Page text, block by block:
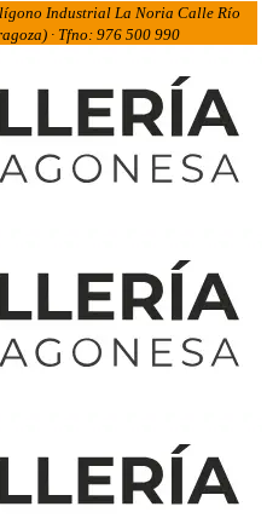
Industrial La Noria Calle Río
· Tfno: 976 500 990